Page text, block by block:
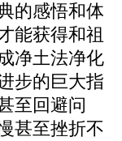
的感悟和体
能获得和祖
净土法净化
步的巨大指
至回避问
甚至挫折不